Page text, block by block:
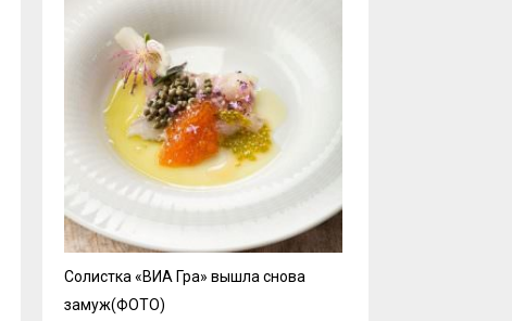
Солистка «ВИА Гра» вышла снова
замуж(ФОТО)